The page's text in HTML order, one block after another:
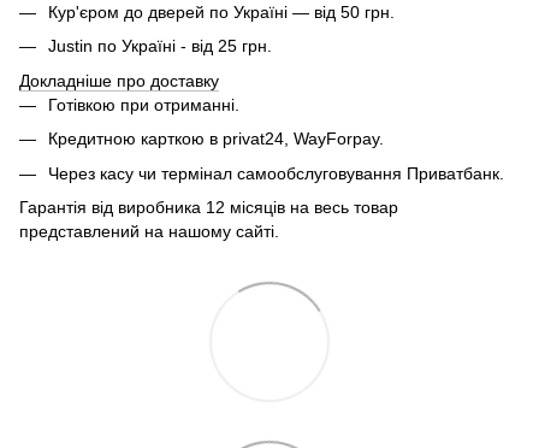
Кур'єром до дверей по Україні — від 50 грн.
Justin по Україні - від 25 грн.
Докладніше про доставку
Готівкою при отриманні.
Кредитною карткою в privat24, WayForpay.
Через касу чи термінал самообслуговування Приватбанк.
Гарантія від виробника 12 місяців на весь товар
представлений на нашому сайті.